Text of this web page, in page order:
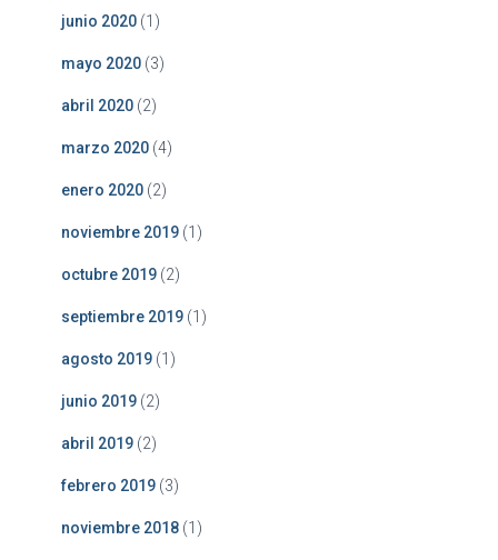
junio 2020 (1)
mayo 2020 (3)
abril 2020 (2)
marzo 2020 (4)
enero 2020 (2)
noviembre 2019 (1)
octubre 2019 (2)
septiembre 2019 (1)
agosto 2019 (1)
junio 2019 (2)
abril 2019 (2)
febrero 2019 (3)
noviembre 2018 (1)